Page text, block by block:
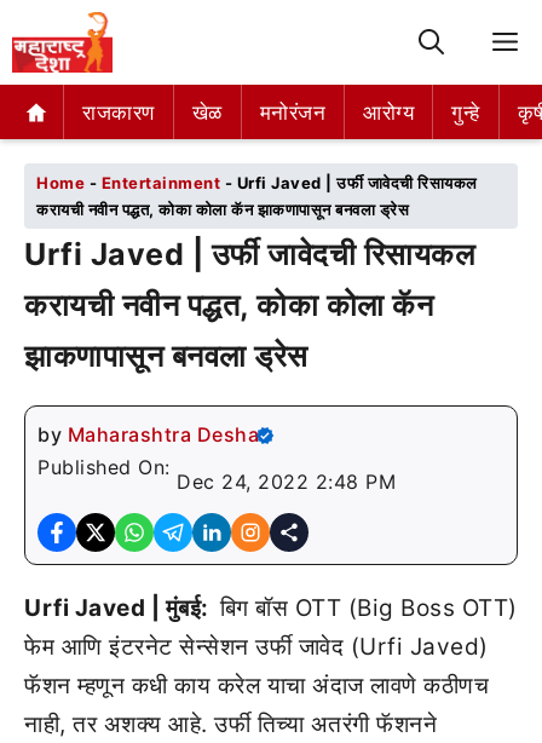
राजकारण खेळ मनोरंजन आरोग्य गुन्हे
राजकारण खेळ मनोरंजन आरोग्य गुन्हे
Home - Entertainment - Urfi Javed | उर्फी जावेदची रिसायकल
करायची नवीन पद्धत, कोका कोला कॅन झाकणापासून बनवला ड्रेस
Urfi Javed | उर्फी जावेदची रिसायकल
करायची नवीन पद्धत, कोका कोला कॅन
झाकणापासून बनवला ड्रेस
by Maharashtra Desha
Published On:
Dec 24, 2022 2:48 PM
Urfi Javed | मुंबई:बिग बॉस OTT (Big Boss OTT)
फेम आणि इंटरनेट सेन्सेशन उर्फी जावेद (Urfi Javed)
फॅशन म्हणून कधी काय करेल याचा अंदाज लावणे कठीणच
नाही, तर अशक्य आहे. उर्फी तिच्या अतरंगी फॅशनने